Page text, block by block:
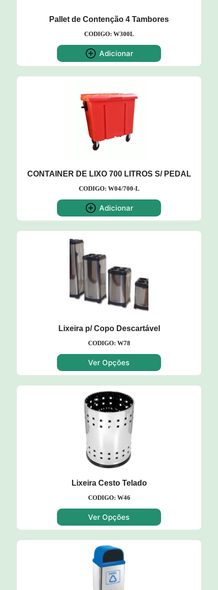
Pallet de Contenção 4 Tambores
CODIGO: W300L
Adicionar
CONTAINER DE LIXO 700 LITROS S/ PEDAL
CODIGO: W04/700-L
Adicionar
Lixeira p/ Copo Descartável
CODIGO: W78
Ver Opções
Lixeira Cesto Telado
CODIGO: W46
Ver Opções